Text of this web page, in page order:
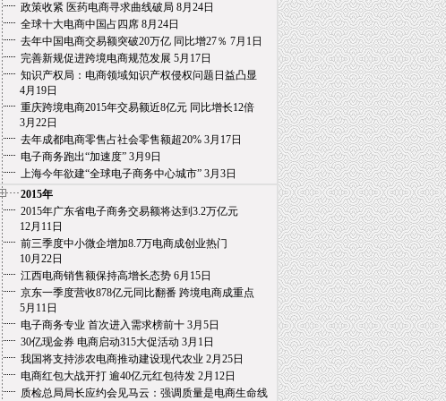
政策收紧 医药电商寻求曲线破局 8月24日
全球十大电商中国占四席 8月24日
去年中国电商交易额突破20万亿 同比增27％ 7月1日
完善新规促进跨境电商规范发展 5月17日
知识产权局：电商领域知识产权侵权问题日益凸显
4月19日
重庆跨境电商2015年交易额近8亿元 同比增长12倍
3月22日
去年成都电商零售占社会零售额超20% 3月17日
电子商务跑出“加速度” 3月9日
上海今年欲建“全球电子商务中心城市” 3月3日
2015年
2015年广东省电子商务交易额将达到3.2万亿元
12月11日
前三季度中小微企增加8.7万电商成创业热门
10月22日
江西电商销售额保持高增长态势 6月15日
京东一季度营收878亿元同比翻番 跨境电商成重点
5月11日
电子商务专业 首次进入需求榜前十 3月5日
30亿现金券 电商启动315大促活动 3月1日
我国将支持涉农电商推动建设现代农业 2月25日
电商红包大战开打 逾40亿元红包待发 2月12日
质检总局局长应约会见马云：强调质量是电商生命线